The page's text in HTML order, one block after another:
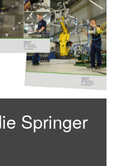
Springer